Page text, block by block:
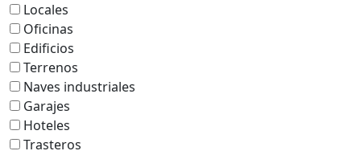
Locales
Oficinas
Edificios
Terrenos
Naves industriales
Garajes
Hoteles
Trasteros